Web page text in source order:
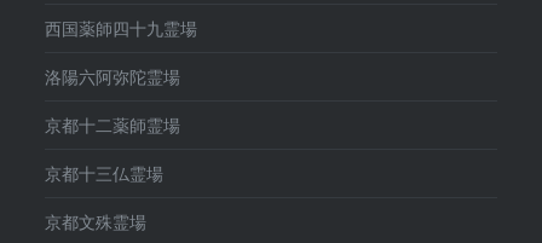
西国薬師四十九霊場
洛陽六阿弥陀霊場
京都十二薬師霊場
京都十三仏霊場
京都文殊霊場